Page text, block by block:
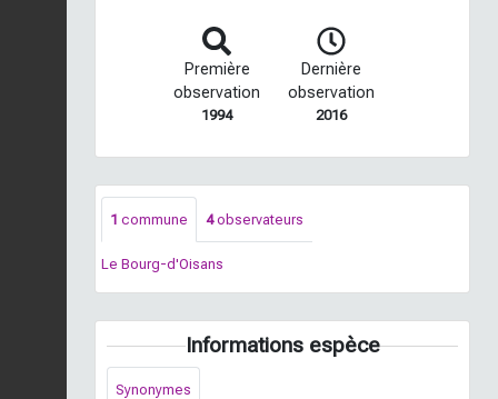
Première
observation
1994
Dernière
observation
2016
1 commune 4observateurs
Le Bourg-d'Oisans
Informations espèce
Synonymes